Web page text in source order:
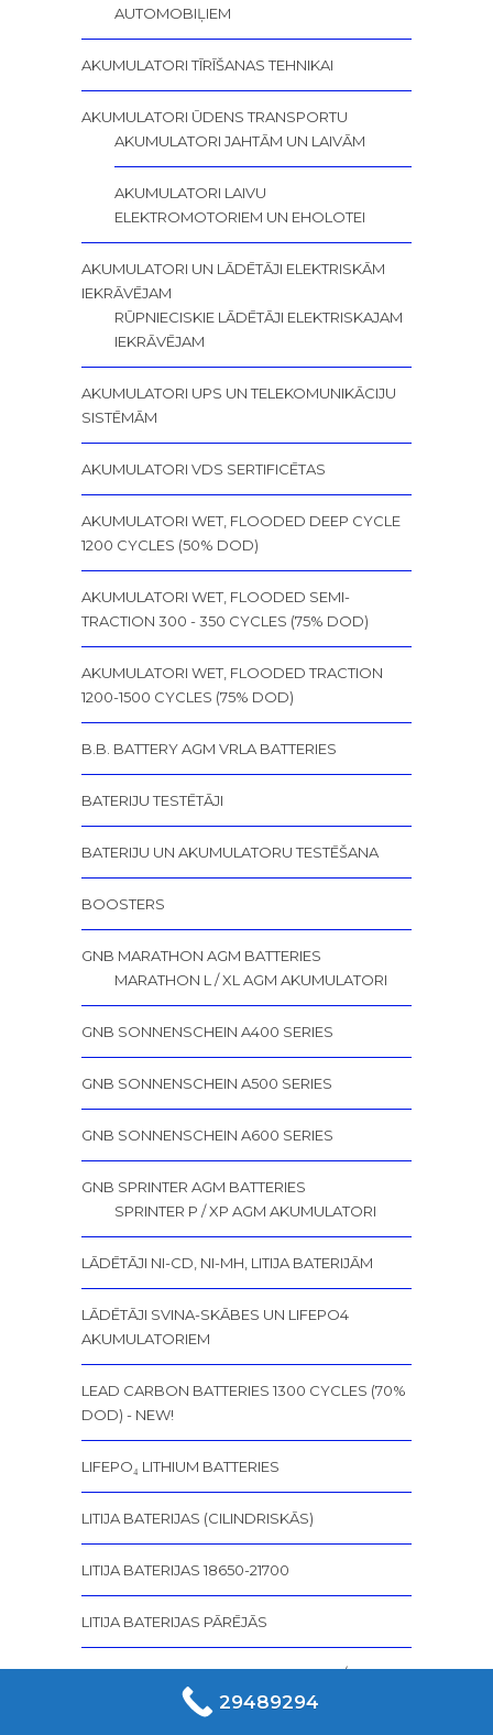
AUTOMOBIĻIEM
AKUMULATORI TĪRĪŠANAS TEHNIKAI
AKUMULATORI ŪDENS TRANSPORTU
AKUMULATORI JAHTĀM UN LAIVĀM
AKUMULATORI LAIVU
ELEKTROMOTORIEM UN EHOLOTEI
AKUMULATORI UN LĀDĒTĀJI ELEKTRISKĀM
IEKRĀVĒJAM
RŪPNIECISKIE LĀDĒTĀJI ELEKTRISKAJAM
IEKRĀVĒJAM
AKUMULATORI UPS UN TELEKOMUNIKĀCIJU
SISTĒMĀM
AKUMULATORI VDS SERTIFICĒTAS
AKUMULATORI WET, FLOODED DEEP CYCLE
1200 CYCLES (50% DOD)
AKUMULATORI WET, FLOODED SEMI-
TRACTION 300 - 350 CYCLES (75% DOD)
AKUMULATORI WET, FLOODED TRACTION
1200-1500 CYCLES (75% DOD)
B.B. BATTERY AGM VRLA BATTERIES
BATERIJU TESTĒTĀJI
BATERIJU UN AKUMULATORU TESTĒŠANA
BOOSTERS
GNB MARATHON AGM BATTERIES
MARATHON L / XL AGM AKUMULATORI
GNB SONNENSCHEIN A400 SERIES
GNB SONNENSCHEIN A500 SERIES
GNB SONNENSCHEIN A600 SERIES
GNB SPRINTER AGM BATTERIES
SPRINTER P / XP AGM AKUMULATORI
LĀDĒTĀJI NI-CD, NI-MH, LITIJA BATERIJĀM
LĀDĒTĀJI SVINA-SKĀBES UN LIFEPO4
AKUMULATORIEM
LEAD CARBON BATTERIES 1300 CYCLES (70%
DOD) - NEW!
LIFEPO₄ LITHIUM BATTERIES
LITIJA BATERIJAS (CILINDRISKĀS)
LITIJA BATERIJAS 18650-21700
LITIJA BATERIJAS PĀRĒJĀS
LOW VOLTAGE BATTERY FOR TESLA / TESLA
AKUMULATORI
29489294